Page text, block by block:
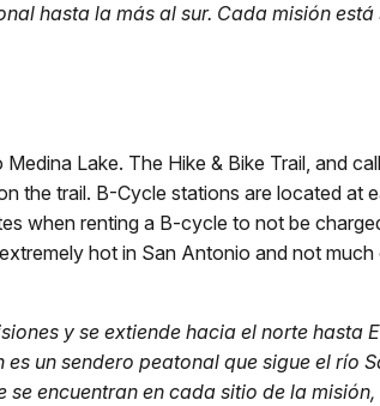
hasta la más al sur. Cada misión
Lake. The Hike & Bike Trail, and
the trail. B-Cycle stations are located at
when renting a B-cycle to not be
hot in San Antonio and not
y se extiende hacia el norte hasta
un sendero peatonal que sigue el río
encuentran en cada sitio de la